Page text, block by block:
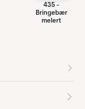
435 -
Bringebær
melert